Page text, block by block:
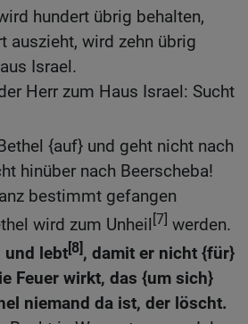
hundert übrig behalten,
auszieht, wird zehn übrig
Israel.
Herr zum Haus Israel: Sucht
{auf} und geht nicht nach
hinüber nach Beerscheba!
bestimmt gefangen
wird zum Unheil [7] werden.
und lebt[8], damit er nicht {für}
Feuer wirkt, das {um sich}
niemand da ist, der löscht.